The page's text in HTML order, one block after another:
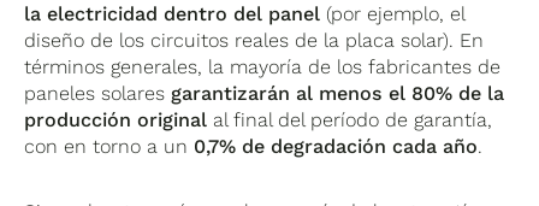
la electricidad dentro del panel (por ejemplo, el
diseño de los circuitos reales de la placa solar). En
términos generales, la mayoría de los fabricantes de
paneles solares garantizarán al menos el 80% de la
producción original al final del período de garantía,
con en torno a un 0,7% de degradación cada año.